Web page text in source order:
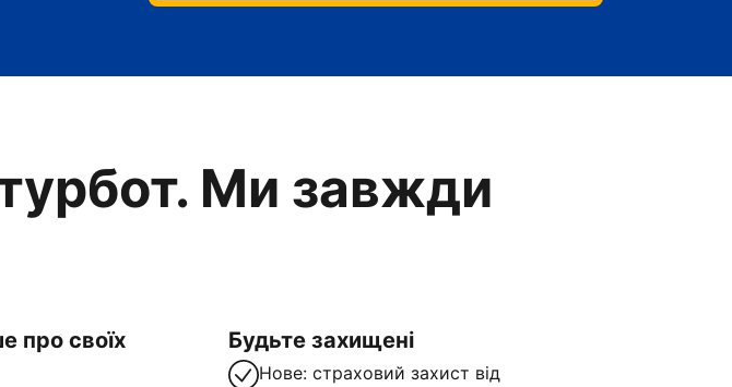
Ми завжди
про своїх
Будьте захищені
Нове: страховий захист від